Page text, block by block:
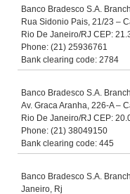
Banco Bradesco S.A.
Rua Sidonio Pais, 21/23 –
Rio De Janeiro/RJ CEP:
Phone: (21) 25936761
Bank clearing code: 2784
Banco Bradesco S.A.
Av. Graca Aranha, 226-A –
Rio De Janeiro/RJ CEP:
Phone: (21) 38049150
Bank clearing code: 445
Banco Bradesco S.A.
Janeiro, Rj